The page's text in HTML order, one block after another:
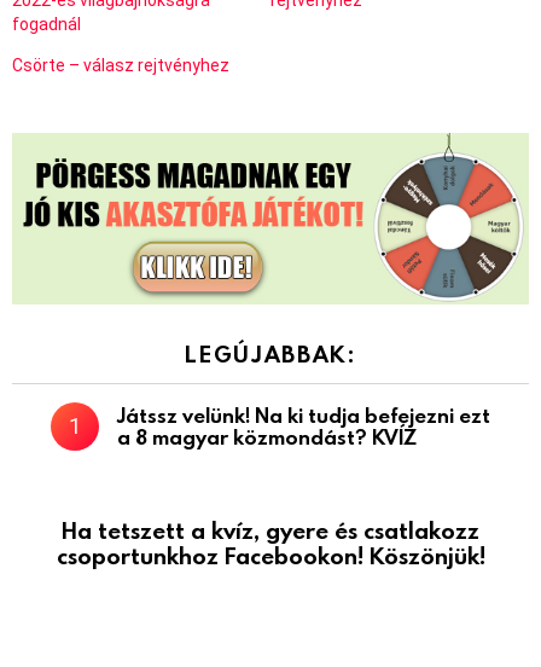
fogadnál
Csörte – válasz rejtvényhez
LEGÚJABBAK:
Játssz velünk! Na ki tudja befejezni ezt
a 8 magyar közmondást? KVÍZ
Ha tetszett a kvíz, gyere és csatlakozz
csoportunkhoz Facebookon! Köszönjük!